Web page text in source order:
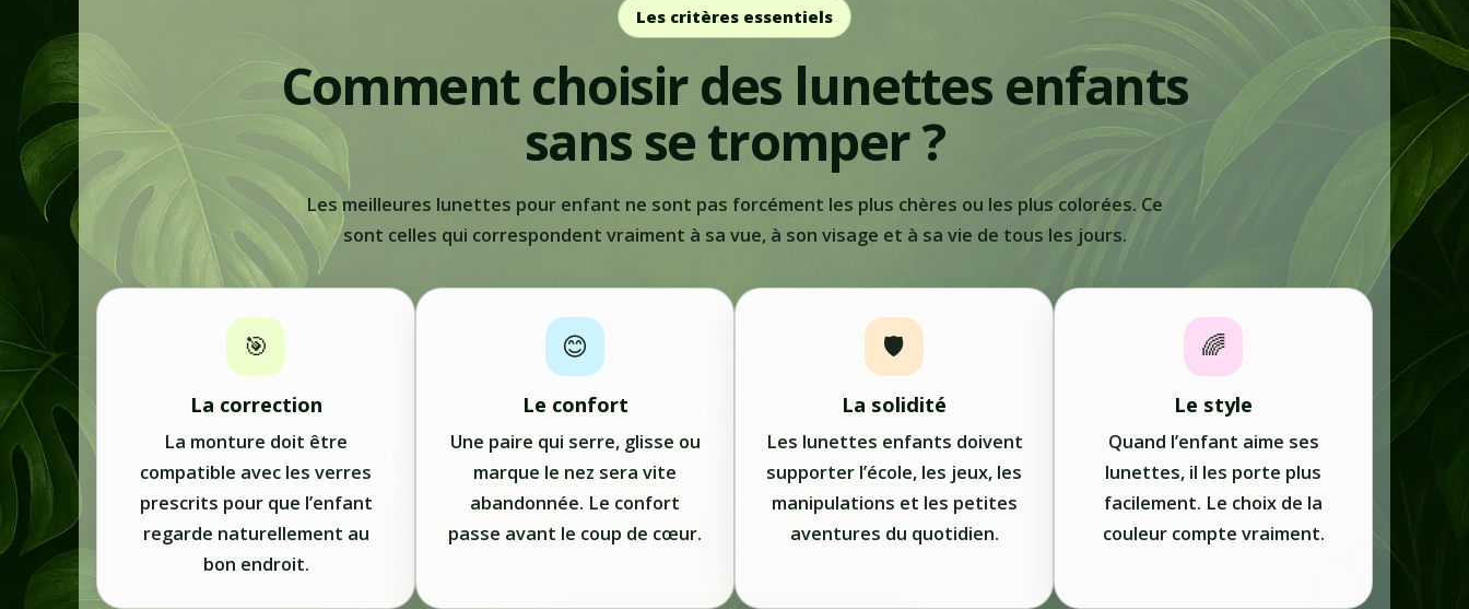
Les critères essentiels
Comment choisir des lunettes enfants
sans se tromper ?
Les meilleures lunettes pour enfant ne sont pas forcément les plus chères ou les plus colorées. Ce
sont celles qui correspondent vraiment à sa vue, à son visage et à sa vie de tous les jours.
🎯
La correction
La monture doit être
compatible avec les verres
prescrits pour que l’enfant
regarde naturellement au
bon endroit.
😊
Le confort
Une paire qui serre, glisse ou
marque le nez sera vite
abandonnée. Le confort
passe avant le coup de cœur.
🛡️
La solidité
Les lunettes enfants doivent
supporter l’école, les jeux, les
manipulations et les petites
aventures du quotidien.
🌈
Le style
Quand l’enfant aime ses
lunettes, il les porte plus
facilement. Le choix de la
couleur compte vraiment.